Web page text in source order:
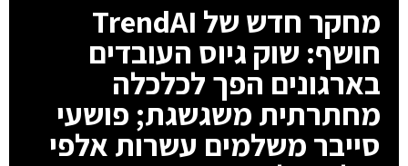
מחקר חדש של TrendAI
חושף: שוק גיוס העובדים
בארגונים הפך לכלכלה
מחתרתית משגשגת; פושעי
סייבר משלמים עשרות אלפי